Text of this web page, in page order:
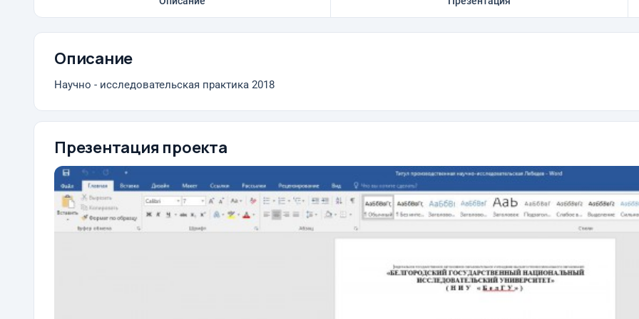
Описание
Научно - исследовательская практика 2018
Презентация проекта